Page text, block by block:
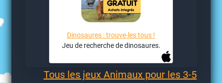
Dinosaures : trouve-les tous !
Jeu de recherche de dinosaures.
Tous les jeux Animaux pour les 3-5